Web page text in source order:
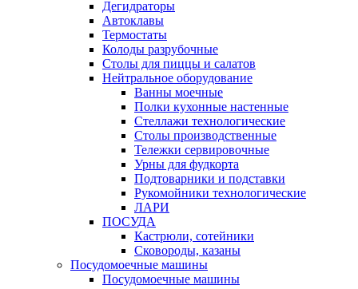
Дегидраторы
Автоклавы
Термостаты
Колоды разрубочные
Столы для пиццы и салатов
Нейтральное оборудование
Ванны моечные
Полки кухонные настенные
Стеллажи технологические
Столы производственные
Тележки сервировочные
Урны для фудкорта
Подтоварники и подставки
Рукомойники технологические
ЛАРИ
ПОСУДА
Кастрюли, сотейники
Сковороды, казаны
Посудомоечные машины
Посудомоечные машины